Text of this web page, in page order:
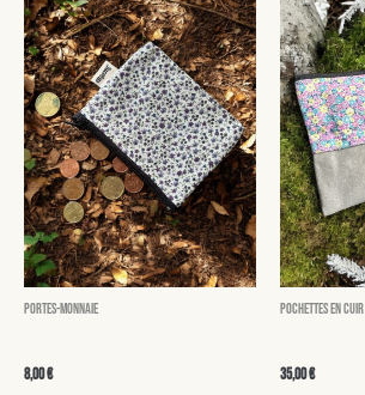
Portes-monnaie
8,00€
Pochettes en cuir
35,00€